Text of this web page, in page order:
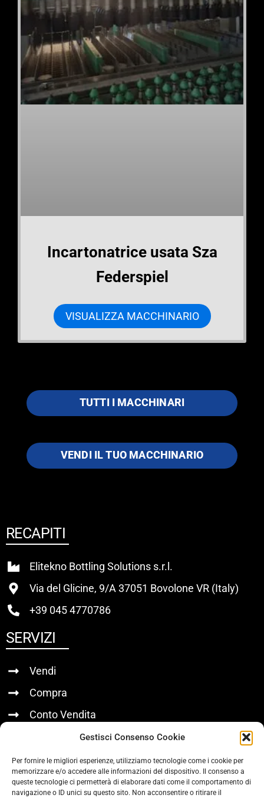
Gestisci Consenso Cookie
Per fornire le migliori esperienze, utilizziamo tecnologie come i cookie per
memorizzare e/o accedere alle informazioni del dispositivo. Il consenso a
queste tecnologie ci permetterà di elaborare dati come il comportamento di
navigazione o ID unici su questo sito. Non acconsentire o ritirare il
Incartonatrice usata Sza
Federspiel
VISUALIZZA MACCHINARIO
TUTTI I MACCHINARI
VENDI IL TUO MACCHINARIO
RECAPITI
Elitekno Bottling Solutions s.r.l.
Via del Glicine, 9/A 37051 Bovolone VR (Italy)
+39 045 4770786
SERVIZI
Vendi
Compra
Conto Vendita
Chi Siamo